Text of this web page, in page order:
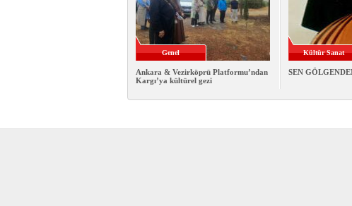
Genel
Ankara & Vezirköprü Platformu’ndan
Kargı’ya kültürel gezi
Kültür Sanat
SEN